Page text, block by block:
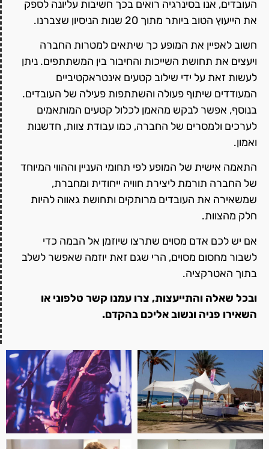
העובדים, אנו בסינרגיה רואים בכך חשיבות עליונה לספק
את הייעוץ הטוב ביותר מתוך 20 שנות הניסיון שצברנו.
חשוב לאפיין את המופע כך שיתאים למטרות החברה
ויעצים את תחושת השייכות והחיבור בין המשתתפים. ניתן
לעשות זאת על ידי שילוב קטעים אינטראקטיביים
המעודדים שיתוף פעולה והשתתפות פעילה של העובדים.
בנוסף, אפשר לבקש מהאמן לכלול קטעים המותאמים
לערכים ולמסרים של החברה, כמו עבודת צוות, חדשנות
ואמון.
התאמה אישית של המופע לפי תחומי העניין וההווי המיוחד
של החברה תורמת ליצירת חוויה ייחודית ומחברת,
שמשאירה את העובדים מרותקים ותחושת גאווה להיות
חלק מהצוות.
אם יש לכם אדם מסוים שתרצו שיוזמן אל הבמה כדי
לשבור מחסום מסוים, הרי שגם זאת יוזמה שאפשר לשלב
בתוך האטרקציה.
ובכל שאלה והתייעצות, צרו עמנו קשר טלפוני או
השאירו פניה ונשוב אליכם בהקדם.